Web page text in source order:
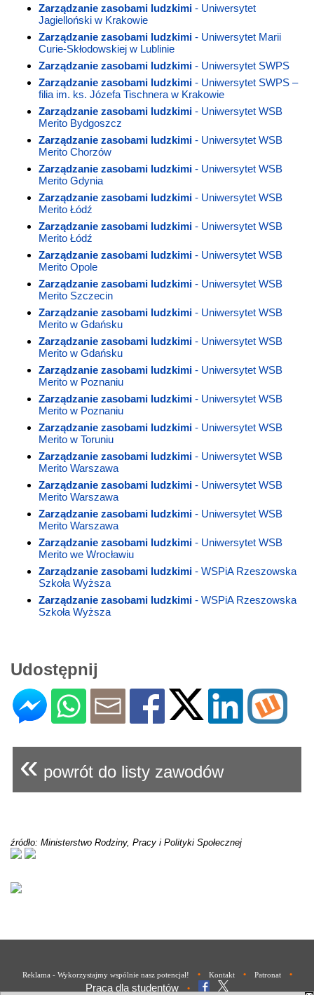
Zarządzanie zasobami ludzkimi - Uniwersytet
Jagielloński w Krakowie
Zarządzanie zasobami ludzkimi - Uniwersytet Marii
Curie-Skłodowskiej w Lublinie
Zarządzanie zasobami ludzkimi - Uniwersytet SWPS
Zarządzanie zasobami ludzkimi - Uniwersytet SWPS –
filia im. ks. Józefa Tischnera w Krakowie
Zarządzanie zasobami ludzkimi - Uniwersytet WSB
Merito Bydgoszcz
Zarządzanie zasobami ludzkimi - Uniwersytet WSB
Merito Chorzów
Zarządzanie zasobami ludzkimi - Uniwersytet WSB
Merito Gdynia
Zarządzanie zasobami ludzkimi - Uniwersytet WSB
Merito Łódź
Zarządzanie zasobami ludzkimi - Uniwersytet WSB
Merito Łódź
Zarządzanie zasobami ludzkimi - Uniwersytet WSB
Merito Opole
Zarządzanie zasobami ludzkimi - Uniwersytet WSB
Merito Szczecin
Zarządzanie zasobami ludzkimi - Uniwersytet WSB
Merito w Gdańsku
Zarządzanie zasobami ludzkimi - Uniwersytet WSB
Merito w Gdańsku
Zarządzanie zasobami ludzkimi - Uniwersytet WSB
Merito w Poznaniu
Zarządzanie zasobami ludzkimi - Uniwersytet WSB
Merito w Poznaniu
Zarządzanie zasobami ludzkimi - Uniwersytet WSB
Merito w Toruniu
Zarządzanie zasobami ludzkimi - Uniwersytet WSB
Merito Warszawa
Zarządzanie zasobami ludzkimi - Uniwersytet WSB
Merito Warszawa
Zarządzanie zasobami ludzkimi - Uniwersytet WSB
Merito Warszawa
Zarządzanie zasobami ludzkimi - Uniwersytet WSB
Merito we Wrocławiu
Zarządzanie zasobami ludzkimi - WSPiA Rzeszowska
Szkoła Wyższa
Zarządzanie zasobami ludzkimi - WSPiA Rzeszowska
Szkoła Wyższa
Udostępnij
« powrót do listy zawodów
źródło: Ministerstwo Rodziny, Pracy i Polityki Społecznej
Reklama - Wykorzystajmy wspólnie nasz potencjał! • Kontakt • Patronat •
Praca dla studentów •